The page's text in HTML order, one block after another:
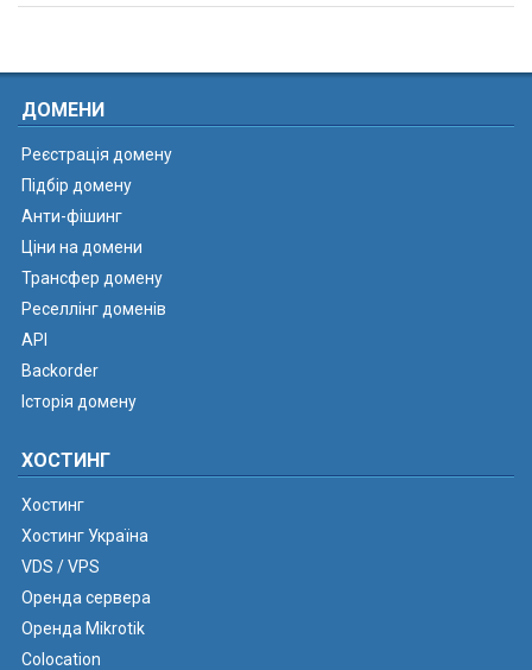
ДОМЕНИ
Реєстрація домену
Підбір домену
Анти-фішинг
Ціни на домени
Трансфер домену
Реселлінг доменів
API
Backorder
Історія домену
ХОСТИНГ
Хостинг
Хостинг Україна
VDS / VPS
Оренда сервера
Оренда Mikrotik
Colocation